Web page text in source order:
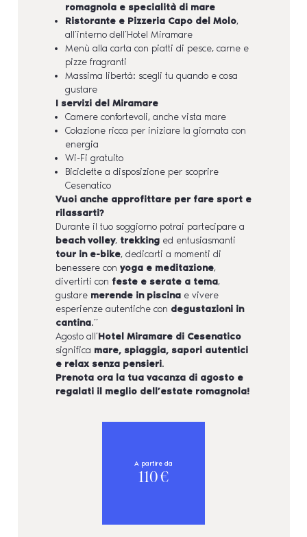
romagnola e specialità di mare
Ristorante e Pizzeria Capo del Molo,
all’interno dell’Hotel Miramare
Menù alla carta con piatti di pesce, carne e
pizze fragranti
Massima libertà: scegli tu quando e cosa
gustare
I servizi del Miramare
Camere confortevoli, anche vista mare
Colazione ricca per iniziare la giornata con
energia
Wi-Fi gratuito
Biciclette a disposizione per scoprire
Cesenatico
Vuoi anche approfittare per fare sport e
rilassarti?
Durante il tuo soggiorno potrai partecipare a
beach volley, trekkinged entusiasmanti
tour in e-bike, dedicarti a momenti di
benessere con yoga e meditazione,
divertirti con feste e serate a tema,
gustare merende in piscinae vivere
esperienze autentiche con degustazioni in
cantina.”
Agosto all’Hotel Miramare di Cesenatico
significa mare, spiaggia, sapori autentici
e relax senza pensieri.
Prenota ora la tua vacanza di agosto e
regalati il meglio dell’estate romagnola!
A partire da
110€